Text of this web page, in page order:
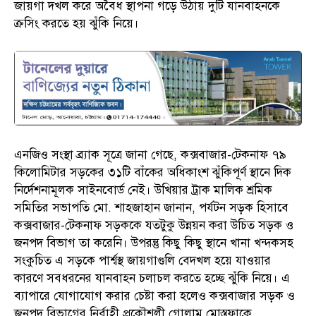
জায়গা দখল করে অবৈধ স্থাপনা গড়ে উঠায় দুটি যানবাহনকে
ক্রসিং করতে হয় ঝুঁকি নিয়ে।
এনজিও সংস্থা ব্র্যাক সূত্রে জানা গেছে, কক্সবাজার-টেকনাফ ৭৯
কিলোমিটার সড়কের ৩১টি বাঁকের অধিকাংশ ঝুঁকিপূর্ণ স্থানে দিক
নির্দেশনামূলক সাইনবোর্ড নেই। উখিয়ার ট্রাক মালিক শ্রমিক
সমিতির সভাপতি মো. শাহজাহান জানান, পর্যটন সড়ক হিসাবে
কক্সবাজার-টেকনাফ সড়ককে যতটুকু উন্নয়ন করা উচিত সড়ক ও
জনপদ বিভাগ তা করেনি। উপরন্তু কিছু কিছু স্থানে খানা খন্দকসহ
সংকুচিত এ সড়কে পার্শ্বস্থ জায়গাগুলি বেদখল হয়ে যাওয়ার
কারণে সবধরনের যানবাহন চলাচল করতে হচ্ছে ঝুঁকি নিয়ে। এ
ব্যাপারে যোগাযোগ করার চেষ্টা করা হলেও কক্সবাজার সড়ক ও